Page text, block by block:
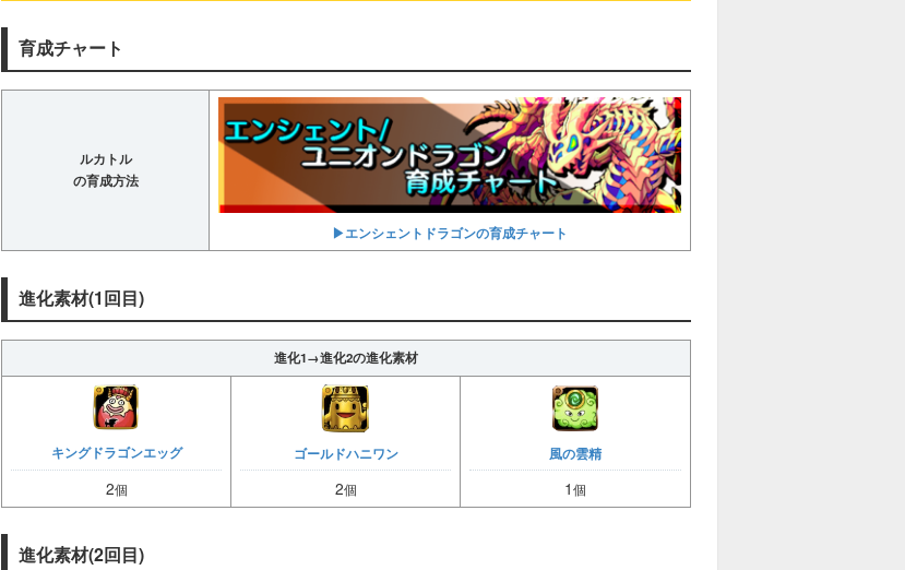
育成チャート
ルカトル
の育成方法
▶エンシェントドラゴンの育成チャート
進化素材(1回目)
進化1→進化2の進化素材
キングドラゴンエッグ
2個
ゴールドハニワン
2個
風の雲精
1個
進化素材(2回目)